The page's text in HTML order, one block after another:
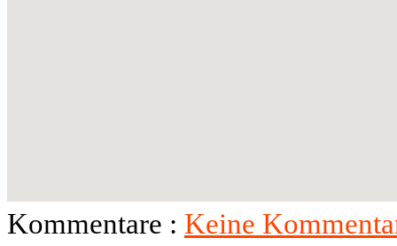
Kommentare : Keine